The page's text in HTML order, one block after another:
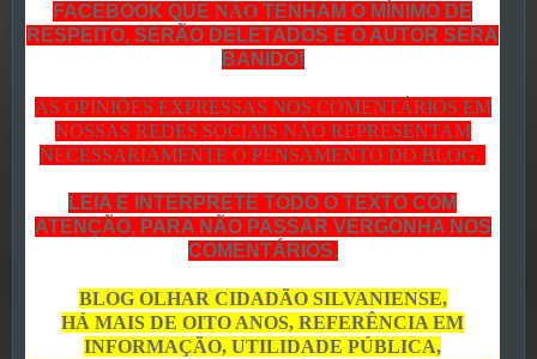
FACEBOOK QUE NÃO TENHAM O MÍNIMO DE
RESPEITO, SERÃO DELETADOS E O AUTOR SERA
BANIDO!
AS OPINIÕES EXPRESSAS NOS COMENTÁRIOS EM
NOSSAS REDES SOCIAIS NÃO REPRESENTAM
NECESSARIAMENTE O PENSAMENTO DO BLOG.
LEIA E INTERPRETE TODO O TEXTO COM
ATENÇÃO, PARA NÃO PASSAR VERGONHA NOS
COMENTÁRIOS.
BLOG OLHAR CIDADÃO SILVANIENSE,
HÁ MAIS DE OITO ANOS, REFERÊNCIA EM
INFORMAÇÃO, UTILIDADE PÚBLICA,